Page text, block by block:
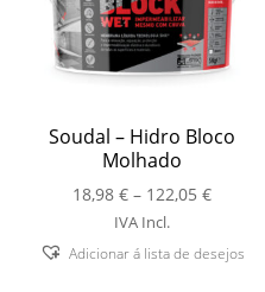
Soudal – Hidro Bloco
Molhado
18,98 € – 122,05 €Price
through
IVA Incl.
Adicionar á lista de desejos